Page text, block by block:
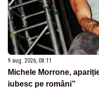
9 aug. 2026, 08:11
Michele Morrone,
iubesc pe români”